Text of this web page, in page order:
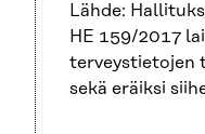
Lähde:
HE 159/2017
terveystietojen
sekä eräiksi